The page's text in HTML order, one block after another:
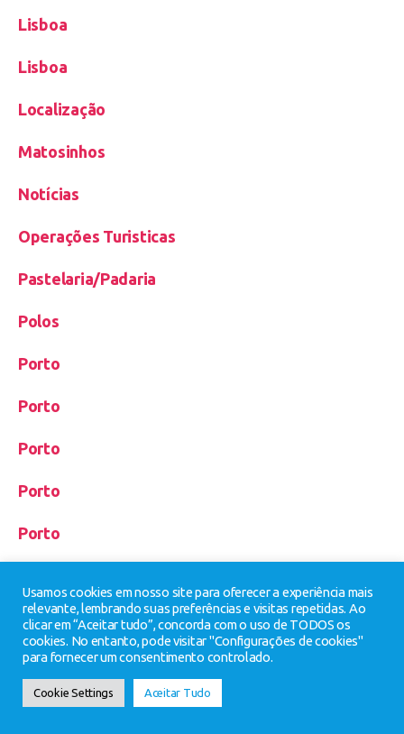
Lisboa
Lisboa
Localização
Matosinhos
Notícias
Operações Turisticas
Pastelaria/Padaria
Polos
Porto
Porto
Porto
Porto
Porto
Porto
Porto
Porto
Usamos cookies em nosso site para oferecer a experiência mais
relevante, lembrando suas preferências e visitas repetidas. Ao
clicar em “Aceitar tudo”, concorda com o uso de TODOS os
cookies. No entanto, pode visitar "Configurações de cookies"
para fornecer um consentimento controlado.
Cookie Settings Aceitar Tudo